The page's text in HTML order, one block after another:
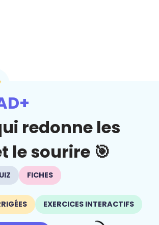
redonne les
le sourire 🎯
FICHES
EXERCICES INTERACTIFS